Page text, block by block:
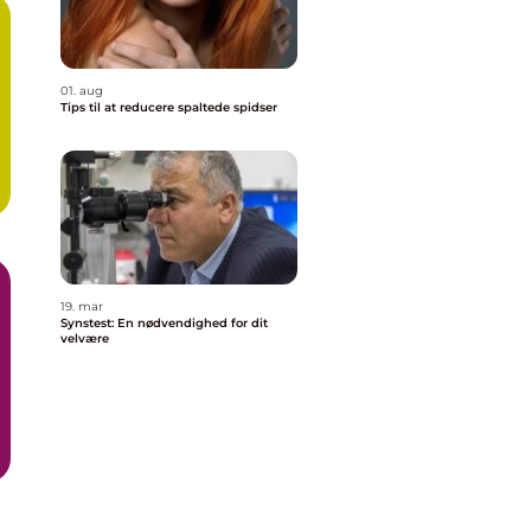
01. aug
Tips til at reducere spaltede spidser
19. mar
Synstest: En nødvendighed for dit
velvære